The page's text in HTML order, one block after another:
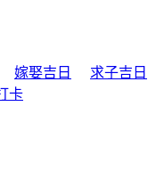
嫁娶吉日
求子吉日
卡